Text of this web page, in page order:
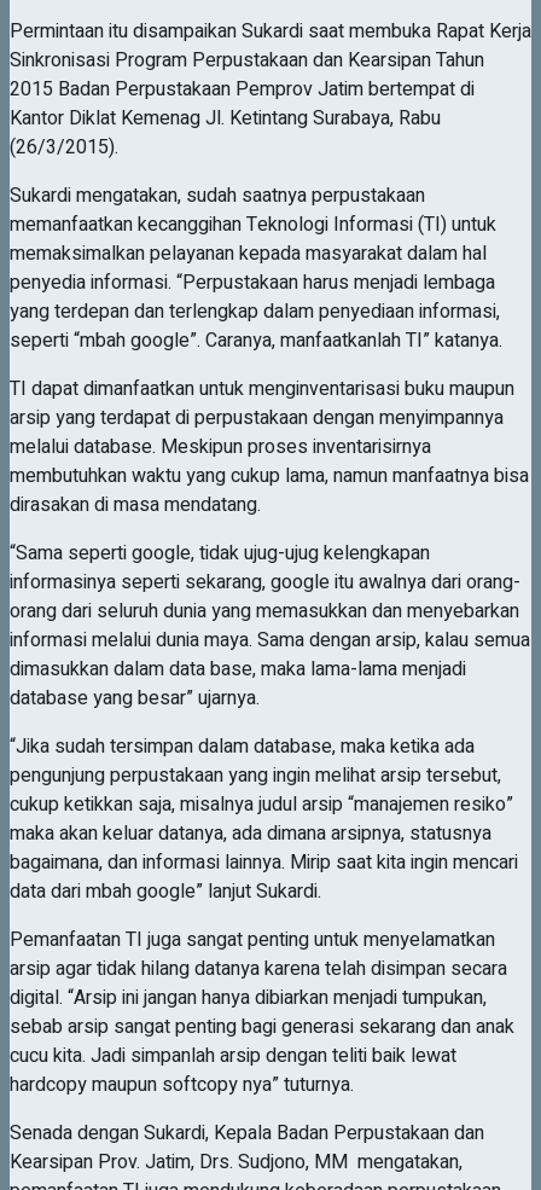
Permintaan itu disampaikan Sukardi saat membuka Rapat Kerja
Sinkronisasi Program Perpustakaan dan Kearsipan Tahun
2015 Badan Perpustakaan Pemprov Jatim bertempat di
Kantor Diklat Kemenag Jl. Ketintang Surabaya, Rabu
(26/3/2015).
Sukardi mengatakan, sudah saatnya perpustakaan
memanfaatkan kecanggihan Teknologi Informasi (TI) untuk
memaksimalkan pelayanan kepada masyarakat dalam hal
penyedia informasi. “Perpustakaan harus menjadi lembaga
yang terdepan dan terlengkap dalam penyediaan informasi,
seperti “mbah google”. Caranya, manfaatkanlah TI” katanya.
TI dapat dimanfaatkan untuk menginventarisasi buku maupun
arsip yang terdapat di perpustakaan dengan menyimpannya
melalui database. Meskipun proses inventarisirnya
membutuhkan waktu yang cukup lama, namun manfaatnya bisa
dirasakan di masa mendatang.
“Sama seperti google, tidak ujug-ujug kelengkapan
informasinya seperti sekarang, google itu awalnya dari orang-
orang dari seluruh dunia yang memasukkan dan menyebarkan
informasi melalui dunia maya. Sama dengan arsip, kalau semua
dimasukkan dalam data base, maka lama-lama menjadi
database yang besar” ujarnya.
“Jika sudah tersimpan dalam database, maka ketika ada
pengunjung perpustakaan yang ingin melihat arsip tersebut,
cukup ketikkan saja, misalnya judul arsip “manajemen resiko”
maka akan keluar datanya, ada dimana arsipnya, statusnya
bagaimana, dan informasi lainnya. Mirip saat kita ingin mencari
data dari mbah google” lanjut Sukardi.
Pemanfaatan TI juga sangat penting untuk menyelamatkan
arsip agar tidak hilang datanya karena telah disimpan secara
digital. “Arsip ini jangan hanya dibiarkan menjadi tumpukan,
sebab arsip sangat penting bagi generasi sekarang dan anak
cucu kita. Jadi simpanlah arsip dengan teliti baik lewat
hardcopy maupun softcopy nya” tuturnya.
Senada dengan Sukardi, Kepala Badan Perpustakaan dan
Kearsipan Prov. Jatim, Drs. Sudjono, MM mengatakan,